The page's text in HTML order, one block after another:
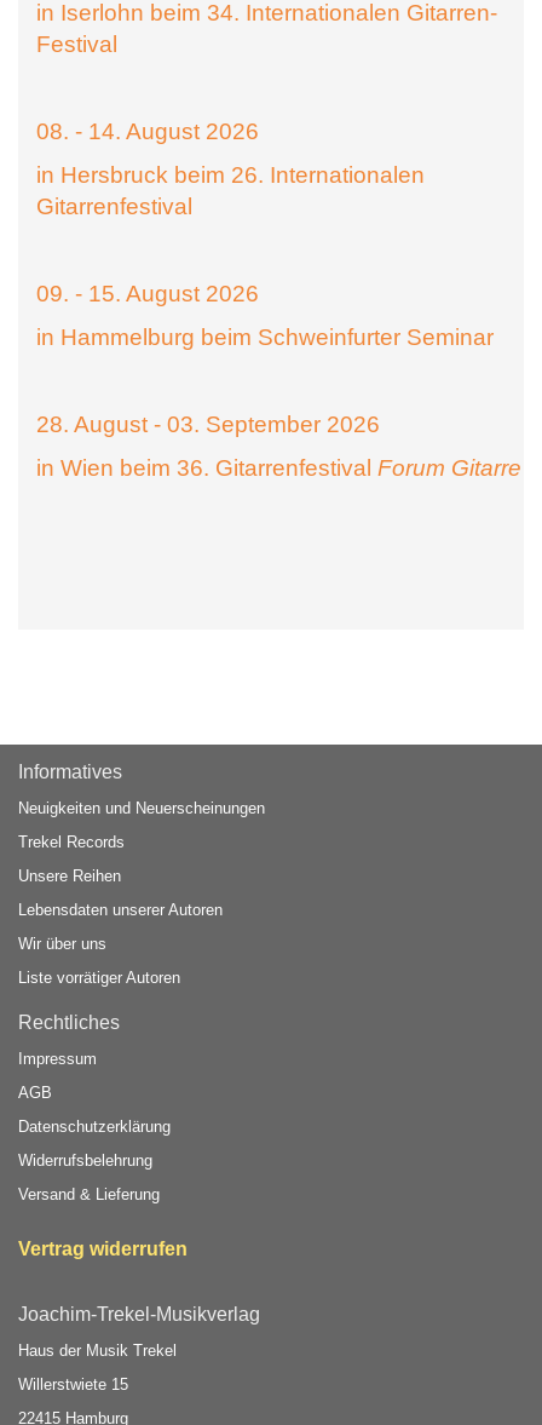
in Iserlohn beim 34. Internationalen Gitarren-
Festival
08. - 14. August 2026
in Hersbruck beim 26. Internationalen
Gitarrenfestival
09. - 15. August 2026
in Hammelburg beim Schweinfurter Seminar
28. August - 03. September 2026
in Wien beim 36. Gitarrenfestival Forum Gitarre
Informatives
Neuigkeiten und Neuerscheinungen
Trekel Records
Unsere Reihen
Lebensdaten unserer Autoren
Wir über uns
Liste vorrätiger Autoren
Rechtliches
Impressum
AGB
Datenschutzerklärung
Widerrufsbelehrung
Versand & Lieferung
Vertrag widerrufen
Joachim-Trekel-Musikverlag
Haus der Musik Trekel
Willerstwiete 15
22415 Hamburg